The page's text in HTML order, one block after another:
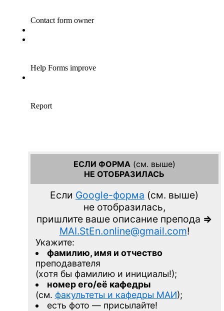
ЕСЛИ ФОРМА (см. выше)
НЕ ОТОБРАЗИЛАСЬ
Если Google-форма (см. выше)
не отобразилась,
пришлите ваше описание препода =>
MAI.StEn.online@gmail.com!
Укажите:
фамилию, имя и отчество
преподавателя
(хотя бы фамилию и инициалы!);
номер его/её кафедры
(см. факультеты и кафедры МАИ);
есть фото — присылайте!